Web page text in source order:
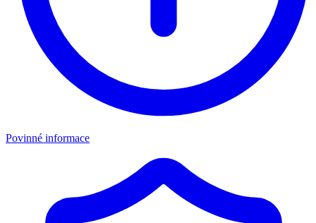
Povinné informace